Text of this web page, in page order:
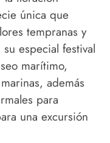
única que
tempranas y
especial festival
marítimo,
además
para
una excursión